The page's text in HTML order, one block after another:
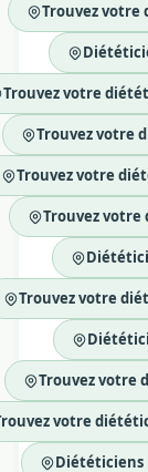
Trouvez votre
Trouvez votre
Trouvez votre
Trouvez votre
Trouvez
Trouvez votre
Trouvez votre
votre
Diététiciens